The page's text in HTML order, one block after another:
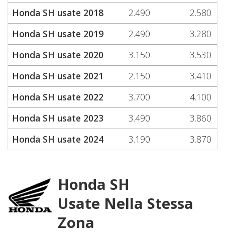
Honda SH usate 2018 2.490
2.580
Honda SH usate 2019
2.490
3.280
Honda SH usate 2020
3.150
3.530
Honda SH usate 2021
2.150
3.410
Honda SH usate 2022
3.700
4.100
Honda SH usate 2023
3.490
3.860
Honda SH usate 2024
3.190 3.870
Honda SH
Usate Nella Stessa
Zona